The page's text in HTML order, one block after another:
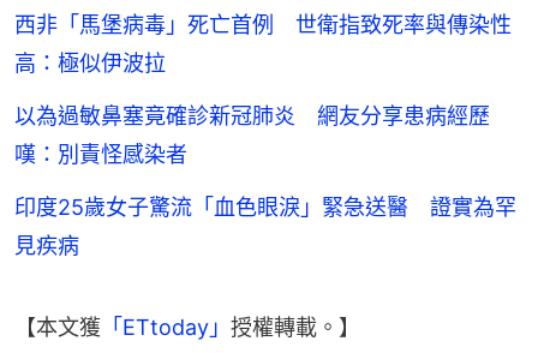
西非「馬堡病毒」死亡首例 世衛指致死率與傳染性
高：極似伊波拉
以為過敏鼻塞竟確診新冠肺炎 網友分享患病經歷
嘆：別責怪感染者
印度25歲女子驚流「血色眼淚」緊急送醫 證實為罕
見疾病
【本文獲 「ETtoday」 授權轉載。】